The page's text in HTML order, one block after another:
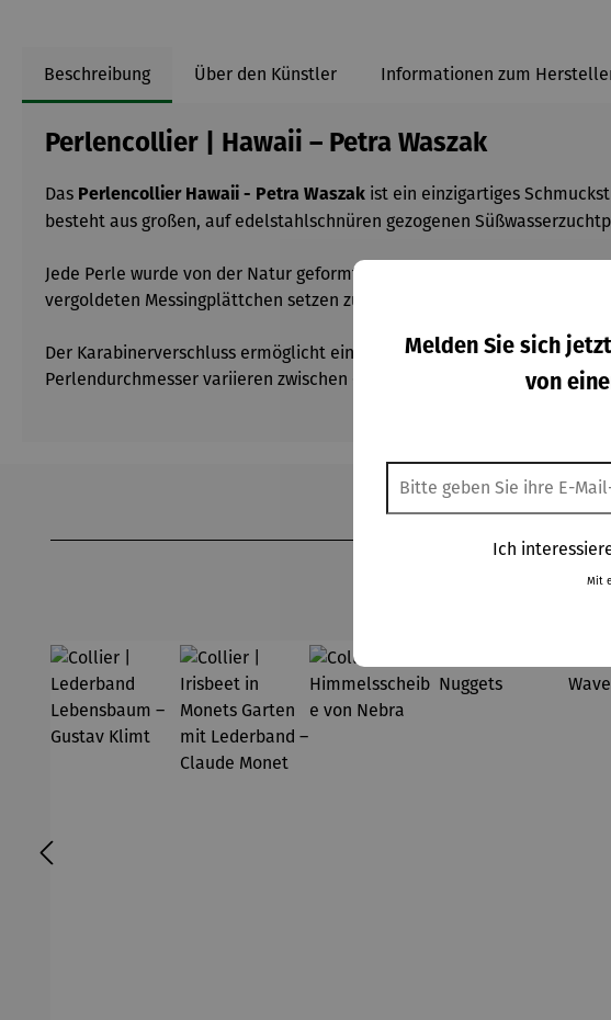
Beschreibung Über den Künstler Informationen zum
Perlencollier | Hawaii – Petra Waszak
Das Perlencollier Hawaii - Petra Waszak ist ein einzigartiges
besteht aus großen, auf edelstahlschnüren gezogenen
Jede Perle wurde von der Natur geformt und ist somit ein Unikat.
vergoldeten Messingplättchen setzen zusätzliche Akzente und
Der Karabinerverschluss ermöglicht eine längenverstellbare
Perlendurchmesser variieren zwischen 6-11 mm, was dem Collier eine
Melden Sie sich
von
Ich
Mit